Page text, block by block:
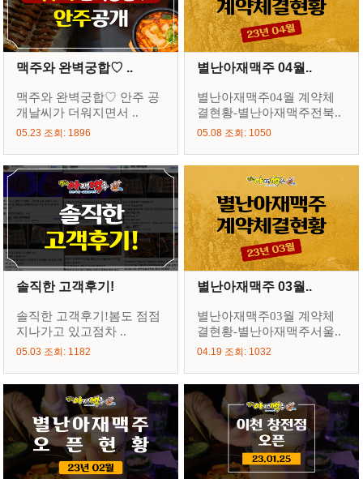
맥주와 완벽궁합♡ ..
맥주와 완벽궁합♡ 안주 공
개날씨가 더워지면서 ..
05.23 조회: 1896
별난아재맥주 04월..
별난아재맥주04월 계약체
결현황-별난아재맥주전북..
05.08 조회: 1050
솔직한 고객후기!
솔직한 고객후기!봄도 점점
지나가고 있고점차 ..
05.03 조회: 1182
별난아재맥주 03월..
별난아재맥주03월 계약체
결현황-별난아재맥주서울..
04.19 조회: 1032